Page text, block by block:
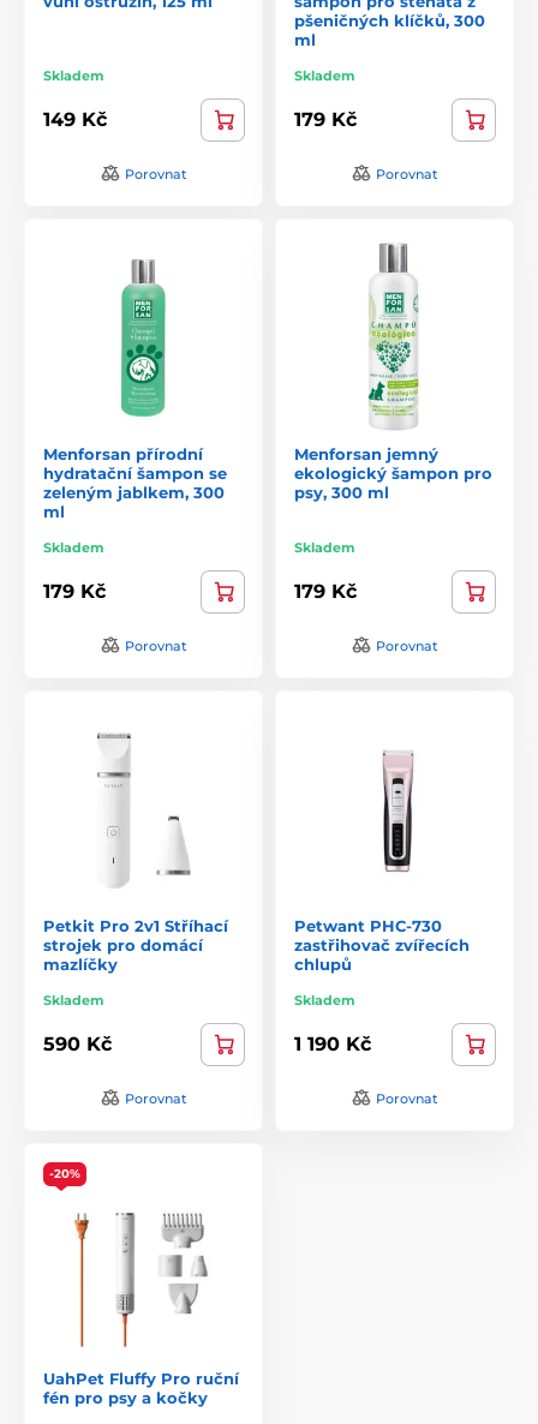
Skladem
149 Kč
Porovnat
pšeničných klíčků, 300
ml
Skladem
179 Kč
Porovnat
Menforsan přírodní
hydratační šampon se
zeleným jablkem, 300
ml
Skladem
179 Kč
Porovnat
Menforsan jemný
ekologický šampon pro
psy, 300 ml
Skladem
179 Kč
Porovnat
Petkit Pro 2v1 Stříhací
strojek pro domácí
mazlíčky
Skladem
590 Kč
Porovnat
Petwant PHC-730
zastřihovač zvířecích
chlupů
Skladem
1 190 Kč
Porovnat
-20%
UahPet Fluffy Pro ruční
fén pro psy a kočky